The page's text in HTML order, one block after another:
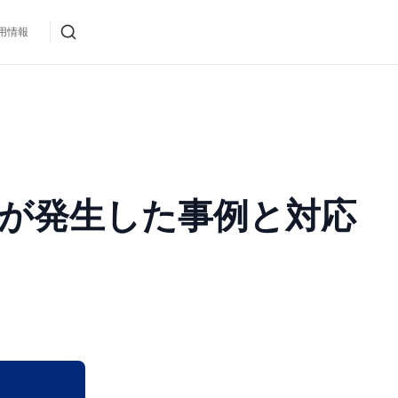
情報
発生した事例と対応